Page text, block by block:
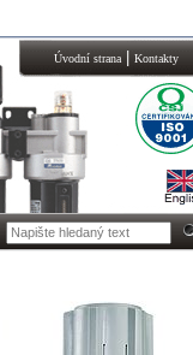
Úvodní strana| Kontakty